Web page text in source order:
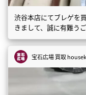
渋谷本店にてブレゲを
きまして、誠に有難う
宝石広場 買取